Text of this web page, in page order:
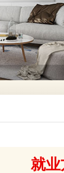
就业